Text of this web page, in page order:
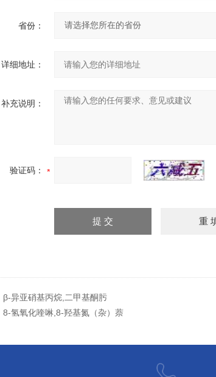
省份：
详细地址：
补充说明：
验证码：
β-异亚硝基丙烷,二甲基酮肟
8-氢氧化喹啉,8-羟基氮（杂）萘